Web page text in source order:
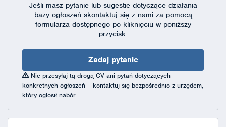
Jeśli masz pytanie lub sugestie dotyczące działania
bazy ogłoszeń skontaktuj się z nami za pomocą
formularza dostępnegopo kliknięciu w poniższy
przycisk:
Zadaj pytanie
Nie przesyłaj tą drogą CV ani pytań dotyczących
konkretnych ogłoszeń – kontaktuj się bezpośrednio z urzędem,
który ogłosił nabór.